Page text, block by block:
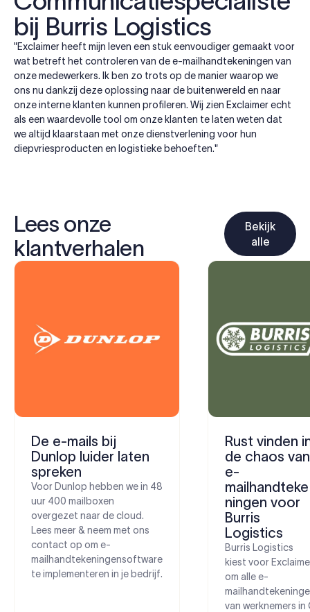
bij Burris Logistics
"Exclaimer heeft mijn leven een stuk eenvoudiger gemaakt voor
wat betreft het controleren van de e-mailhandtekeningen van
onze medewerkers. Ik ben zo trots op de manier waarop we
ons nu dankzij deze oplossing naar de buitenwereld en naar
onze interne klanten kunnen profileren. Wij zien Exclaimer echt
als een waardevolle tool om onze klanten te laten weten dat
we altijd klaarstaan met onze dienstverlening voor hun
diepvriesproducten en logistieke behoeften."
Lees onze
klantverhalen
Bekijk
alle
De e-mails bij
Dunlop luider laten
spreken
Voor Dunlop hebben we in 48
uur 400 mailboxen
overgezet naar de cloud.
Lees meer & neem met ons
contact op om e-
mailhandtekeningensoftware
te implementeren in je bedrijf.
Rust vinden
de chaos van
e-
mailhandteke
ningen voor
Burris
Logistics
Burris Logistics
kiest voor
om alle e-
van werknemers in